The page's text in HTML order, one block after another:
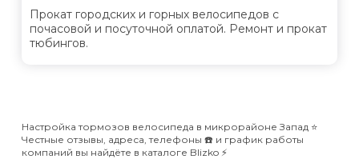
Прокат городских и горных велосипедов с
почасовой и посуточной оплатой. Ремонт и прокат
тюбингов.
Настройка тормозов велосипеда в микрорайоне Запад ⭐️
Честные отзывы, адреса, телефоны ☎️ и график работы
компаний вы найдёте в каталоге Blizko ⚡️